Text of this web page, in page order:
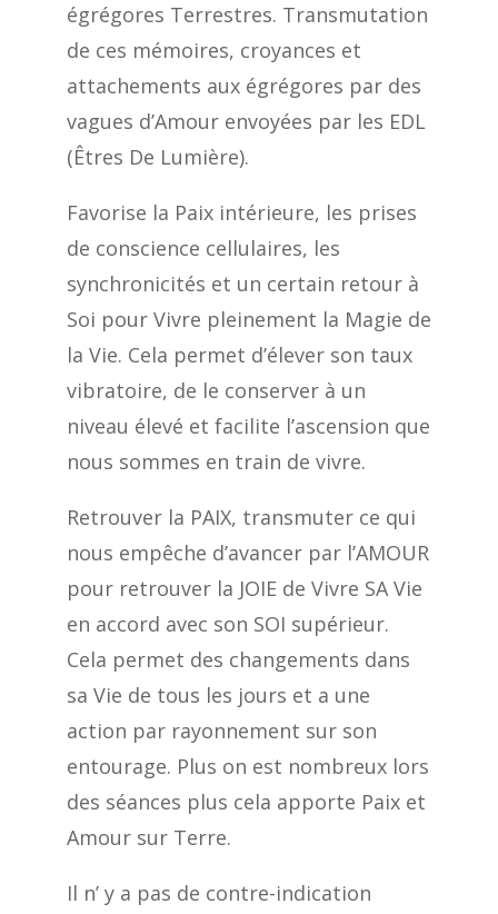
égrégores Terrestres. Transmutation
de ces mémoires, croyances et
attachements aux égrégores par des
vagues d’Amour envoyées par les EDL
(Êtres De Lumière).
Favorise la Paix intérieure, les prises
de conscience cellulaires, les
synchronicités et un certain retour à
Soi pour Vivre pleinement la Magie de
la Vie. Cela permet d’élever son taux
vibratoire, de le conserver à un
niveau élevé et facilite l’ascension que
nous sommes en train de vivre.
Retrouver la PAIX, transmuter ce qui
nous empêche d’avancer par l’AMOUR
pour retrouver la JOIE de Vivre SA Vie
en accord avec son SOI supérieur.
Cela permet des changements dans
sa Vie de tous les jours et a une
action par rayonnement sur son
entourage. Plus on est nombreux lors
des séances plus cela apporte Paix et
Amour sur Terre.
Il n’ y a pas de contre-indication